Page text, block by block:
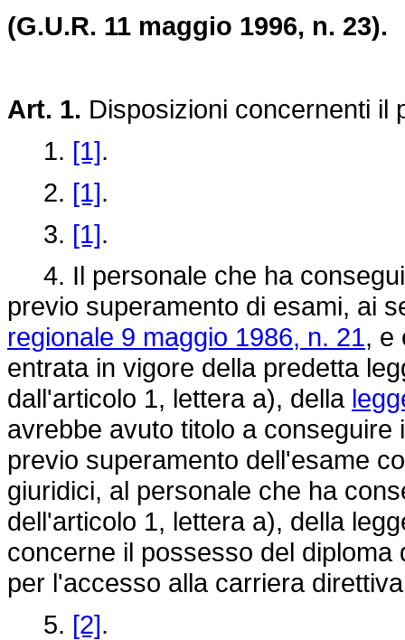
(G.U.R. 11 maggio 1996, n. 23).
Art. 1. Disposizioni concernenti il
1. [1].
2. [1].
3. [1].
4. Il personale che ha
previo superamento di esami, ai
regionale 9 maggio 1986, n. 21, e
entrata in vigore della predetta
dall'articolo 1, lettera a), della
avrebbe avuto titolo a
previo superamento dell'esame
giuridici, al personale che ha
dell'articolo 1, lettera a), della
concerne il possesso del
per l'accesso alla carriera
5. [2].